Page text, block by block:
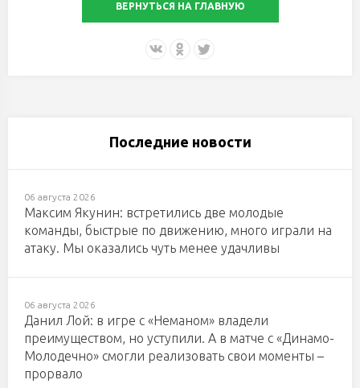
ВЕРНУТЬСЯ НА ГЛАВНУЮ
Последние новости
06 августа 2026
Максим Якунин: встретились две молодые
команды, быстрые по движению, много играли на
атаку. Мы оказались чуть менее удачливы
06 августа 2026
Данил Лой: в игре с «Неманом» владели
преимуществом, но уступили. А в матче с «Динамо-
Молодечно» смогли реализовать свои моменты –
прорвало